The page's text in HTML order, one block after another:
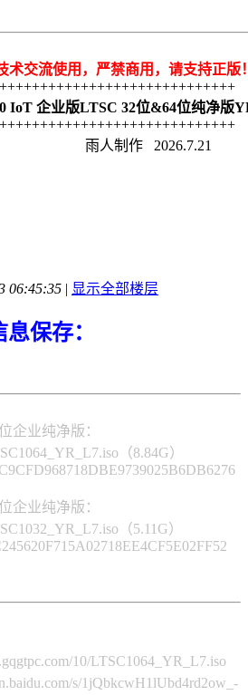
术交流使用，严禁商用，请支持正版
IoT 企业版LTSC 32位&64位纯净版
2026.7.21
06:45:35 | 显示全部楼层
保存：
业纯净版：
（8.84G）
业纯净版：
（5.11G）
10/LTSC1064_YR_L7.iso
s/1jQbkcwH1lUbd4rd2ow_-